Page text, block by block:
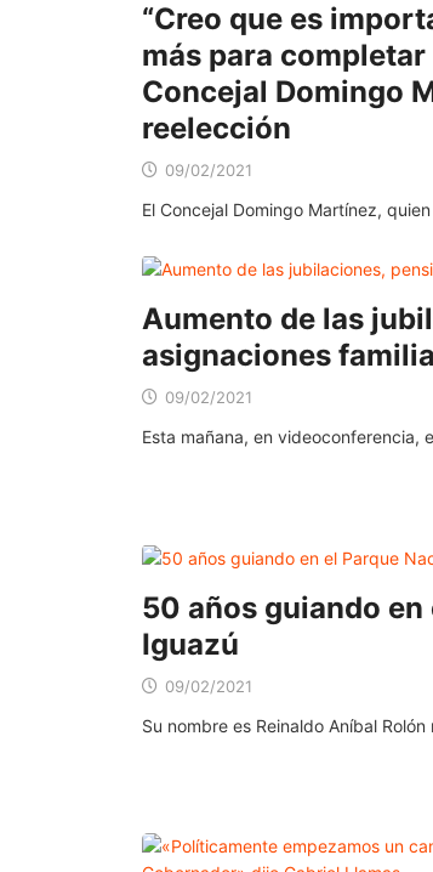
“Creo que es
más para completar
Concejal Domingo
reelección
09/02/2021
El Concejal Domingo Martínez,
Aumento de las
asignaciones
09/02/2021
Esta mañana, en videoconferencia,
50 años guiando en
Iguazú
09/02/2021
Su nombre es Reinaldo Aníbal